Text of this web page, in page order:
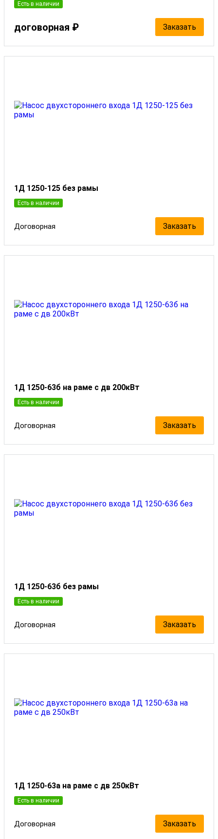
Есть в наличии
договорная ₽ Заказать
1Д 1250-125 без рамы
Есть в наличии
Договорная Заказать
1Д 1250-63б на раме с дв 200кВт
Есть в наличии
Договорная Заказать
1Д 1250-63б без рамы
Есть в наличии
Договорная Заказать
1Д 1250-63а на раме с дв 250кВт
Есть в наличии
Договорная Заказать